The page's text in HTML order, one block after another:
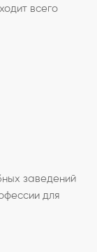
всего
заведений
для